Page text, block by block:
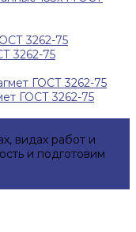
3262-75
ГОСТ 3262-75
видах работ и
и подготовим